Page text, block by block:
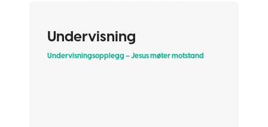
Undervisning
Undervisningsopplegg – Jesus møter motstand